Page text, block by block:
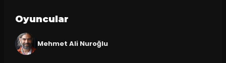
Oyuncular
Mehmet Ali Nuroğlu